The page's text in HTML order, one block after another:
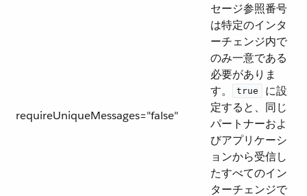
requireUniqueMessages="false"
セージ参照番号
は特定のインタ
ーチェンジ内で
のみ一意である
必要がありま
す。​
true
​ に設
定すると、同じ
パートナーおよ
びアプリケーシ
ョンから受信し
たすべてのイン
ターチェンジで